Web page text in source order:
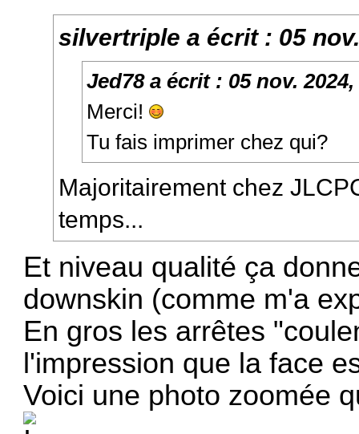
silvertriple a écrit : 05
Jed78a écrit : 05 nov.
Merci!
Tu fais imprimer chez qui?
Majoritairement chez
temps...
Et niveau qualité ça
downskin (comme m'a
En gros les arrêtes
l'impression que la face
Voici une photo zoomée